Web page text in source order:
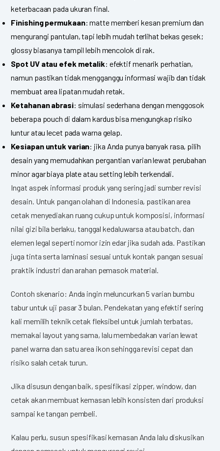
keterbacaan pada ukuran final.
Finishing permukaan: matte memberi kesan premium dan
mengurangi pantulan, tapi lebih mudah terlihat bekas gesek;
glossy biasanya tampil lebih mencolok di rak.
Spot UV atau efek metalik: efektif menarik perhatian,
namun pastikan tidak mengganggu informasi wajib dan tidak
membuat area lipatan mudah retak.
Ketahanan abrasi: simulasi sederhana dengan menggosok
beberapa pouch di dalam kardus bisa mengungkap risiko
luntur atau lecet pada warna gelap.
Kesiapan untuk varian: jika Anda punya banyak rasa, pilih
desain yang memudahkan pergantian varian lewat perubahan
minor agar biaya plate atau setting lebih terkendali.
Ingat aspek informasi produk yang sering jadi sumber revisi
desain. Untuk pangan olahan di Indonesia, pastikan area
cetak menyediakan ruang cukup untuk komposisi, informasi
nilai gizi bila berlaku, tanggal kedaluwarsa atau batch, dan
elemen legal seperti nomor izin edar jika sudah ada. Pastikan
juga tinta serta laminasi sesuai untuk kontak pangan sesuai
praktik industri dan arahan pemasok material.
Contoh skenario: Anda ingin meluncurkan 5 varian bumbu
tabur untuk uji pasar 3 bulan. Pendekatan yang efektif sering
kali memilih teknik cetak fleksibel untuk jumlah terbatas,
memakai layout yang sama, lalu membedakan varian lewat
panel warna dan satu area ikon sehingga revisi cepat dan
risiko salah cetak turun.
Jika disusun dengan baik, spesifikasi zipper, window, dan
cetak akan membuat kemasan lebih konsisten dari produksi
sampai ke tangan pembeli.
Kalau perlu, susun spesifikasi kemasan Anda lalu diskusikan